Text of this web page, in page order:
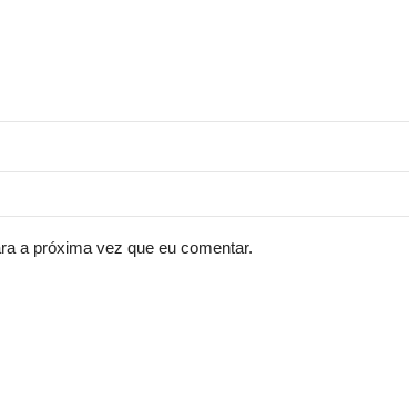
a próxima vez que eu comentar.